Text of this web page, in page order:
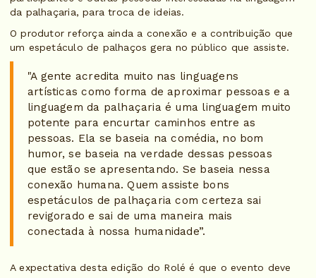
da palhaçaria, para troca de ideias.
O produtor reforça ainda a conexão e a contribuição que
um espetáculo de palhaços gera no público que assiste.
"A gente acredita muito nas linguagens
artísticas como forma de aproximar pessoas e a
linguagem da palhaçaria é uma linguagem muito
potente para encurtar caminhos entre as
pessoas. Ela se baseia na comédia, no bom
humor, se baseia na verdade dessas pessoas
que estão se apresentando. Se baseia nessa
conexão humana. Quem assiste bons
espetáculos de palhaçaria com certeza sai
revigorado e sai de uma maneira mais
conectada à nossa humanidade”.
A expectativa desta edição do Rolé é que o evento deve